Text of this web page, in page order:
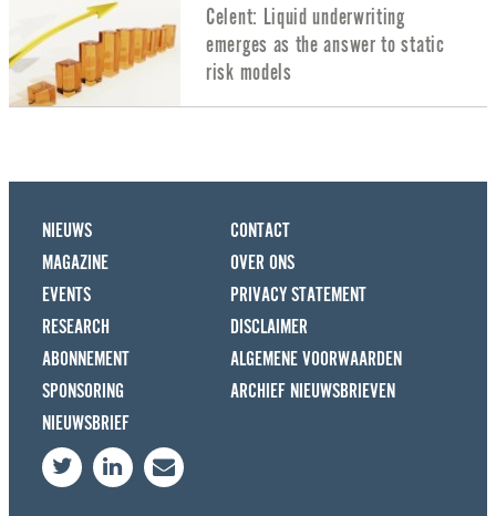
Celent: Liquid underwriting
emerges as the answer to static
risk models
NIEUWS
MAGAZINE
EVENTS
RESEARCH
ABONNEMENT
SPONSORING
CONTACT
OVER ONS
PRIVACY STATEMENT
DISCLAIMER
ALGEMENE VOORWAARDEN
ARCHIEF NIEUWSBRIEVEN
NIEUWSBRIEF